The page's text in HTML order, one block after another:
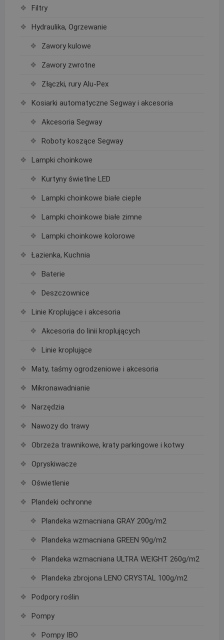
Filtry
Hydraulika, Ogrzewanie
Zawory kulowe
Zawory zwrotne
Złączki, rury Alu-Pex
Kosiarki automatyczne Segway i akcesoria
Akcesoria Segway
Roboty koszące Segway
Lampki choinkowe
Kurtyny świetlne LED
Lampki choinkowe białe ciepłe
Lampki choinkowe białe zimne
Lampki choinkowe kolorowe
Łazienka, Kuchnia
Baterie
Deszczownice
Linie Kroplujące i akcesoria
Akcesoria do linii kroplujących
Linie kroplujące
Maty, taśmy ogrodzeniowe i akcesoria
Mikronawadnianie
Narzędzia
Nawozy do trawy
Obrzeża trawnikowe, kraty parkingowe i kotwy
Opryskiwacze
Oświetlenie
Plandeki ochronne
Plandeka wzmacniana GRAY 200g/m2
Plandeka wzmacniana GREEN 90g/m2
Plandeka wzmacniana ULTRA WEIGHT 260g/m2
Plandeka zbrojona LENO CRYSTAL 100g/m2
Podpory roślin
Pompy
Pompy IBO